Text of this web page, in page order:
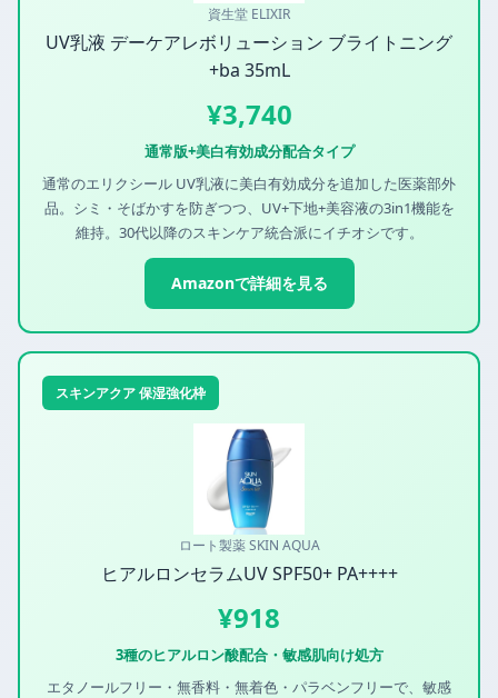
資生堂 ELIXIR
UV乳液 デーケアレボリューション ブライトニング
+ba 35mL
¥3,740
通常版+美白有効成分配合タイプ
通常のエリクシール UV乳液に美白有効成分を追加した医薬部外
品。シミ・そばかすを防ぎつつ、UV+下地+美容液の3in1機能を
維持。30代以降のスキンケア統合派にイチオシです。
Amazonで詳細を見る
スキンアクア 保湿強化枠
ロート製薬 SKIN AQUA
ヒアルロンセラムUV SPF50+ PA++++
¥918
3種のヒアルロン酸配合・敏感肌向け処方
エタノールフリー・無香料・無着色・パラベンフリーで、敏感